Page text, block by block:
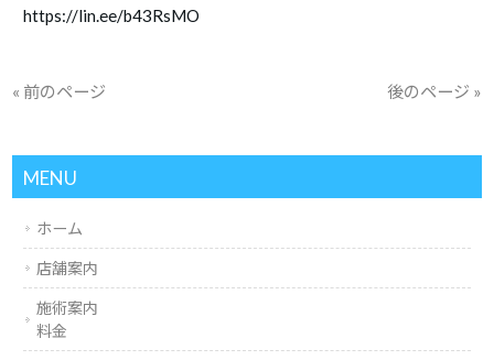
https://lin.ee/b43RsMO
« 前のページ 後のページ »
MENU
ホーム
店舗案内
施術案内
料金